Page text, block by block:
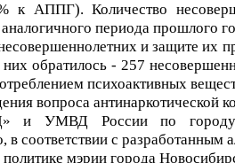
к АППГ). Количество
периода прошлого
и защите их
обратилось - 257
психоактивных
вопроса антинаркотической
УМВД России по городу
в соответствии с разработанным
мэрии города